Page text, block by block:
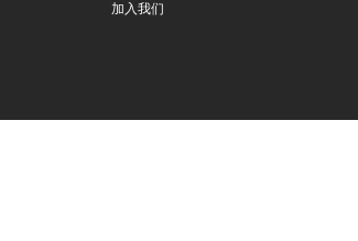
加入我们